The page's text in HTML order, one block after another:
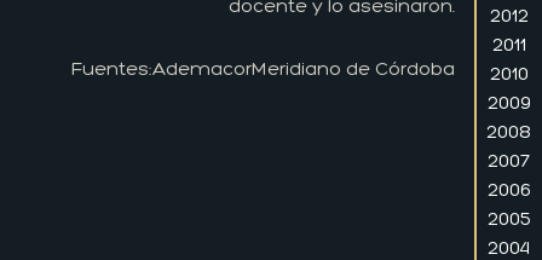
docente y lo asesinaron.
Fuentes:AdemacorMeridiano de Córdoba
2012
2011
2010
2009
2008
2007
2006
2005
2004